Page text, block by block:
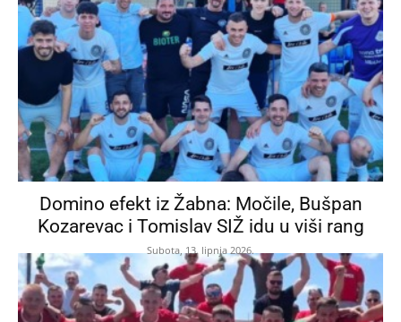
Domino efekt iz Žabna: Močile, Bušpan
Kozarevac i Tomislav SIŽ idu u viši rang
Subota, 13. lipnja 2026.